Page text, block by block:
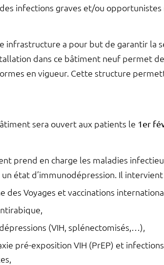
infections graves et/ou opportunistes
infrastructure a pour but de garantir la
dans ce bâtiment neuf permet
en vigueur. Cette structure
sera ouvert aux patients le 1er
prend en charge les maladies
un état d’immunodépression. Il
des Voyages et vaccinations
(VIH, splénectomisés,…),
pré-exposition VIH (PrEP) et